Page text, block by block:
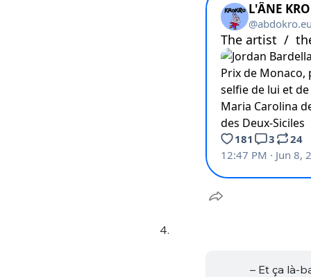
4.
– Et ça là-